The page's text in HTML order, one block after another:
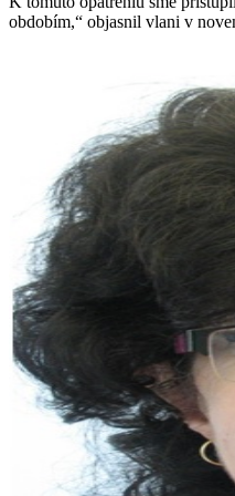
obdobím,“ objasnil vlani v